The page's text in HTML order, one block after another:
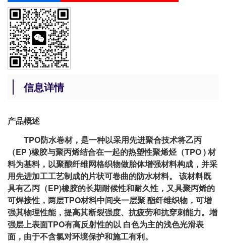
信息详情
产品概述
TPO防水卷材，是一种以采用先进聚合技术将乙丙
（EP )橡胶与聚丙烯结合在一起的热塑性聚烯烃（TPO ) 材
料为基料，以聚酿纤维网格织物做胎体增强材料构成，并采
用先进加工工艺制成的片状可卷曲的防水材料。 该材料既
具有乙丙（EP)橡胶的长期耐候性和耐久性，又具聚丙烯的
可焊接性，两层TPO材料中间夹一层聚 酯纤维织物，可增
强其物理性能，提高其断裂强度、抗疲劳和抗穿刺能力。增
强层上表面TPO有高反射性的以 白色为主的浅色光滑表
面，由于不含氯对环境保护和施工有利。